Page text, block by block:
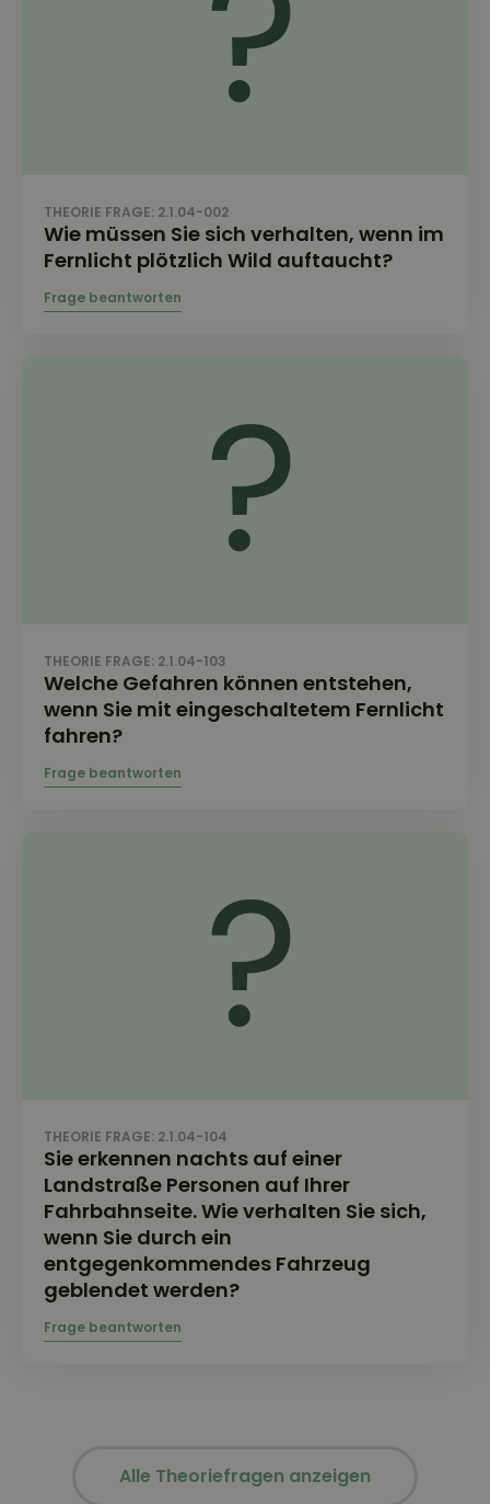
THEORIE FRAGE: 2.1.04-002
Wie müssen Sie sich verhalten, wenn im
Fernlicht plötzlich Wild auftaucht?
THEORIE FRAGE: 2.1.04-103
Welche Gefahren können entstehen,
wenn Sie mit eingeschaltetem Fernlicht
fahren?
THEORIE FRAGE: 2.1.04-104
Sie erkennen nachts auf einer
Landstraße Personen auf Ihrer
Fahrbahnseite. Wie verhalten Sie sich,
wenn Sie durch ein
entgegenkommendes Fahrzeug
geblendet werden?
Alle Theoriefragen anzeigen